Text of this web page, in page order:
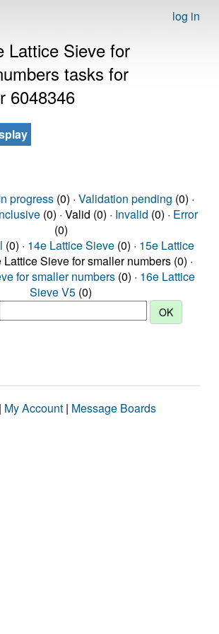
log in
Lattice Sieve for
tasks for
6048346
progress(0) · Validation pending (0) ·
(0) · Valid (0) · Invalid (0) · Error
(0)
(0) · 14e Lattice Sieve (0) · 15e Lattice
Lattice Sieve for smaller numbers (0) ·
for smaller numbers (0) · 16e Lattice
Sieve V5 (0)
| My Account | Message Boards